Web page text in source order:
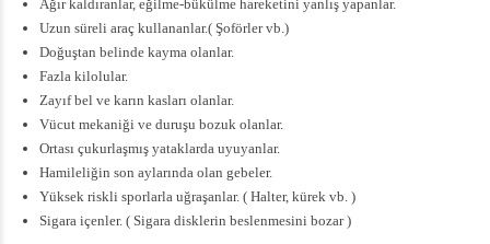
Ağır kaldıranlar, eğilme-bükülme hareketini yanlış yapanlar.
Uzun süreli araç kullananlar.( Şoförler vb.)
Doğuştan belinde kayma olanlar.
Fazla kilolular.
Zayıf bel ve karın kasları olanlar.
Vücut mekaniği ve duruşu bozuk olanlar.
Ortası çukurlaşmış yataklarda uyuyanlar.
Hamileliğin son aylarında olan gebeler.
Yüksek riskli sporlarla uğraşanlar. ( Halter, kürek vb. )
Sigara içenler. ( Sigara disklerin beslenmesini bozar )